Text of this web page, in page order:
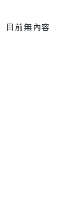
目前無內容